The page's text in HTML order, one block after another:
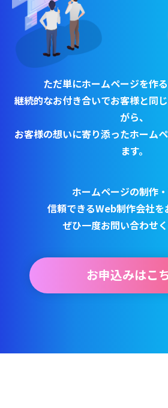
ただ単にホームページを作る
継続的なお付き合いでお客様と同
がら、
お客様の想いに寄り添ったホーム
ます。
ホームページの制作
信頼できるWeb制作会社を
ぜひ一度お問い合わせく
お申込みはこ